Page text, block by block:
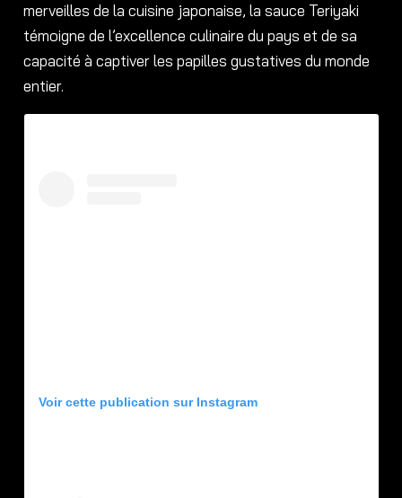
merveilles de la cuisine japonaise, la sauce Teriyaki
témoigne de l’excellence culinaire du pays et de sa
capacité à captiver les papilles gustatives du monde
entier.
Voir cette publication sur Instagram